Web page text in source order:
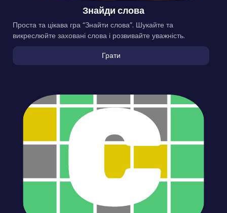
Знайди слова
Проста та цікава гра “Знайти слова”. Шукайте та
викреслюйте заховані слова і розвивайте уважність.
Грати